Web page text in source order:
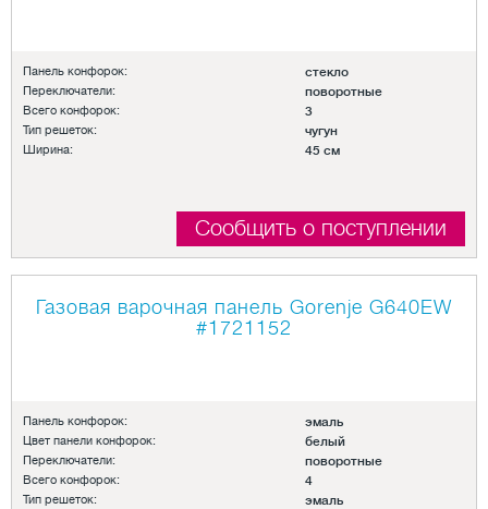
Панель конфорок: стекло
Переключатели: поворотные
Всего конфорок: 3
Тип решеток: чугун
Ширина: 45 см
Сообщить о поступлении
Газовая варочная панель Gorenje G640EW
#1721152
Панель конфорок: эмаль
Цвет панели конфорок: белый
Переключатели: поворотные
Всего конфорок: 4
Тип решеток: эмаль